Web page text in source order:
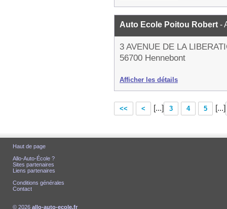
Auto Ecole Poitou Robert -
3 AVENUE DE LA
56700 Hennebont
Afficher les détails
<< < [...] 3 4 5 [...]
Haut de page
Allo-Auto-École ?
Sites partenaires
Liens partenaires
Conditions générales
Contact
© 2026 allo-auto-ecole.fr